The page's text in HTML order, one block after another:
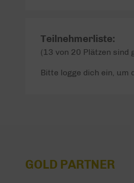
Teilnehmerliste:
(13 von 20 Plätzen sind
Bitte logge dich ein, um
GOLD PARTNER